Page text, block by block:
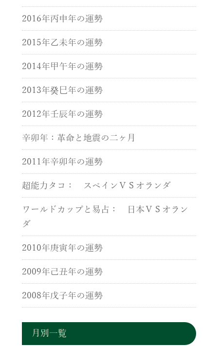
2016年丙申年の運勢
2015年乙未年の運勢
2014年甲午年の運勢
2013年癸巳年の運勢
2012年壬辰年の運勢
辛卯年：革命と地震の二ヶ月
2011年辛卯年の運勢
超能力タコ： スペインＶＳオランダ
ワールドカップと易占： 日本ＶＳオラン
ダ
2010年庚寅年の運勢
2009年己丑年の運勢
2008年戊子年の運勢
月別一覧